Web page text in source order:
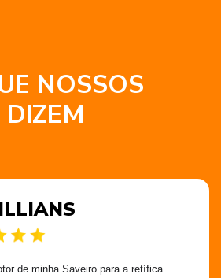
NOSSOS
de minha Saveiro para a retífica